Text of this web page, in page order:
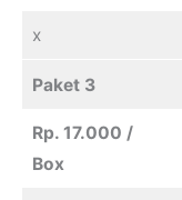
x
Paket 3
Rp. 17.000 /
Box